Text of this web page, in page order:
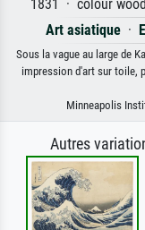
1831 · colour
Art asiatique ·
Sous la vague au large de
impression d'art sur toile,
Minneapolis
Autres